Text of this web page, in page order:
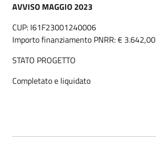
AVVISO MAGGIO 2023
CUP: I61F23001240006
Importo finanziamento PNRR: € 3.642,00
STATO PROGETTO
Completato e liquidato